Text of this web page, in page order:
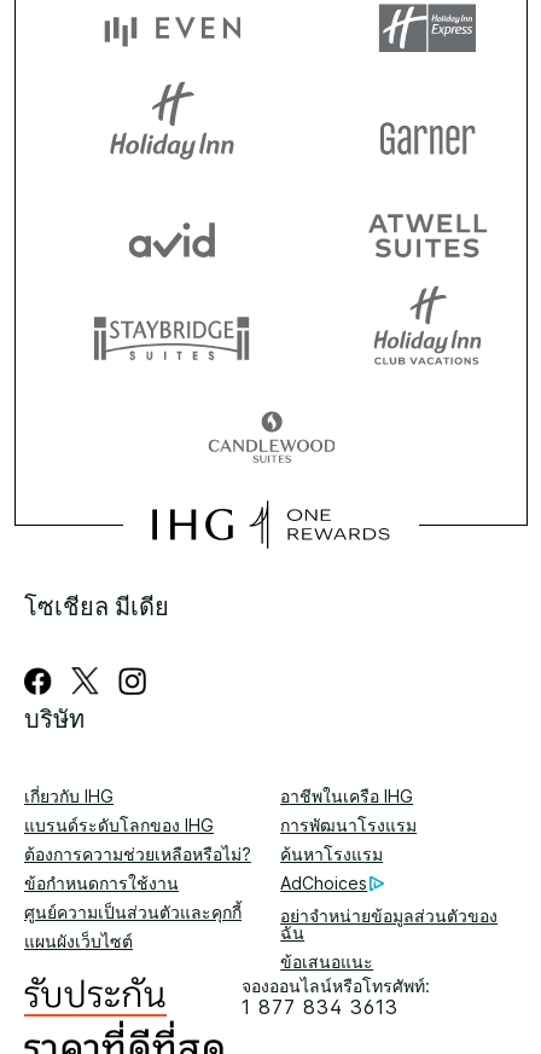
โซเชียล มีเดีย
บริษัท
เกี่ยวกับ IHG
อาชีพในเครือ IHG
แบรนด์ระดับโลกของ IHG
การพัฒนาโรงแรม
ต้องการความช่วยเหลือหรือไม่?
ค้นหาโรงแรม
ข้อกำหนดการใช้งาน
AdChoices
ศูนย์ความเป็นส่วนตัวและคุกกี้
อย่าจำหน่ายข้อมูลส่วนตัวของ
ฉัน
แผนผังเว็บไซต์
ข้อเสนอแนะ
จองออนไลน์หรือโทรศัพท์:
1 877 834 3613